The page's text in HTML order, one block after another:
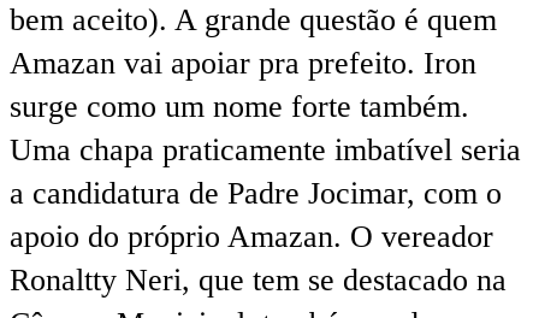
bem aceito). A grande questão é quem
Amazan vai apoiar pra prefeito. Iron
surge como um nome forte também.
Uma chapa praticamente imbatível seria
a candidatura de Padre Jocimar, com o
apoio do próprio Amazan. O vereador
Ronaltty Neri, que tem se destacado na